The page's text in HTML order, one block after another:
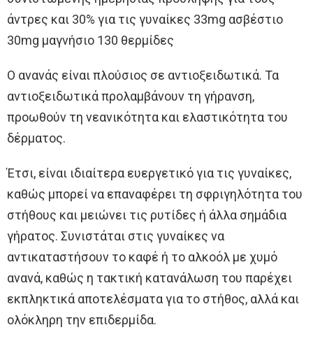
άντρες και 30% για τις γυναίκες 33mg ασβέστιο
30mg μαγνήσιο 130 θερμίδες
Ο ανανάς είναι πλούσιος σε αντιοξειδωτικά. Τα
αντιοξειδωτικά προλαμβάνουν τη γήρανση,
προωθούν τη νεανικότητα και ελαστικότητα του
δέρματος.
Έτσι, είναι ιδιαίτερα ευεργετικό για τις γυναίκες,
καθώς μπορεί να επαναφέρει τη σφριγηλότητα του
στήθους και μειώνει τις ρυτίδες ή άλλα σημάδια
γήρατος. Συνιστάται στις γυναίκες να
αντικαταστήσουν το καφέ ή το αλκοόλ με χυμό
ανανά, καθώς η τακτική κατανάλωση του παρέχει
εκπληκτικά αποτελέσματα για το στήθος, αλλά και
ολόκληρη την επιδερμίδα.